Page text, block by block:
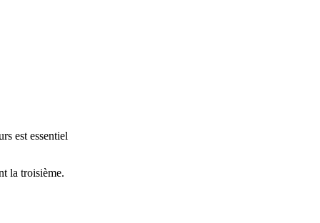
est essentiel
la troisième.